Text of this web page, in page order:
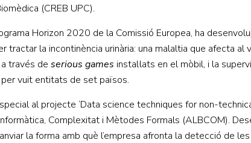
(CREB UPC).
Horizon 2020 de la Comissió Europea, ha
la incontinència urinària: una malaltia que afecta
través de serious games instal·lats en el mòbil, i la
vuit entitats de set països.
al projecte ‘Data science techniques for non-
Complexitat i Mètodes Formals (ALBCOM).
la forma amb què l’empresa afronta la detecció de